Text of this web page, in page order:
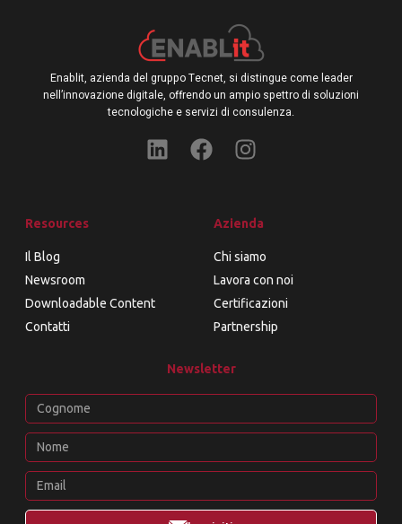
Enablit, azienda del gruppo Tecnet, si distingue come leader
nell’innovazione digitale, offrendo un ampio spettro di soluzioni
tecnologiche e servizi di consulenza.
Resources
Il Blog
Newsroom
Downloadable Content
Contatti
Azienda
Chi siamo
Lavora con noi
Certificazioni
Partnership
Newsletter